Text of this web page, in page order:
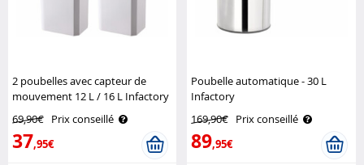
2 poubelles avec capteur de
mouvement 12 L / 16 L Infactory
69,90€ Prix conseillé
37,95€
Poubelle automatique - 30 L
Infactory
169,90€ Prix conseillé
89,95€